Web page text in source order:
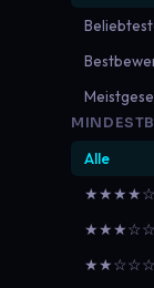
Alle
★★★★☆
★★★☆☆
★★☆☆☆